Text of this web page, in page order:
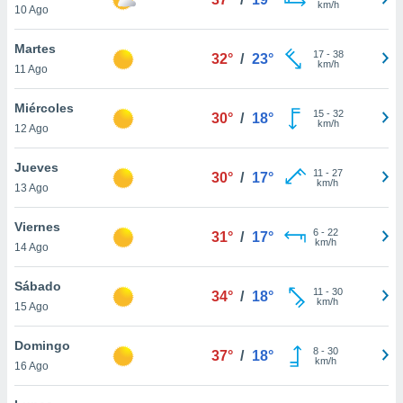
más
nuestra
y
disponible
cookies
aceptar
10 Ago
km/h
Martes
11 Ago
32° / 23° 17- 38
km/h
Miércoles
12 Ago
30° / 18° 15- 32
km/h
Jueves
13 Ago
30° / 17° 11 - 27
km/h
Viernes
14 Ago
31° / 17° 6- 22
km/h
Sábado
15 Ago
34° / 18° 11 - 30
km/h
Domingo
16 Ago
37° / 18° 8- 30
km/h